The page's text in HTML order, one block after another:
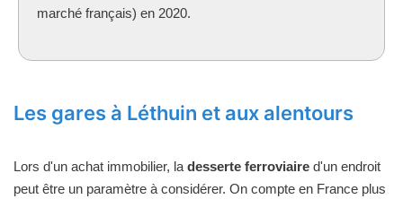
marché français) en 2020.
Les gares à Léthuin et aux alentours
Lors d'un achat immobilier, la desserte ferroviaire d'un endroit
peut être un paramètre à considérer. On compte en France plus